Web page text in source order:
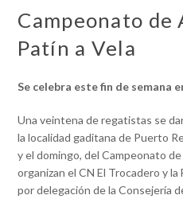
Campeonato de
Patín a Vela
Se celebra este fin de semana
Una veintena de regatistas se
la localidad gaditana de Puerto
y el domingo, del Campeonato
organizan el CN El Trocadero y
por delegación de la Consejería